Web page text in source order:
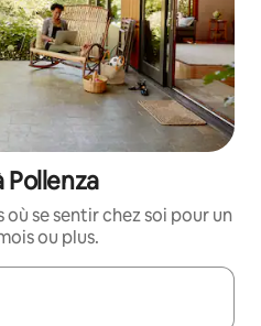
Pollenza
se sentir chez soi pour un
ou plus.
parcourez-les en utilisant